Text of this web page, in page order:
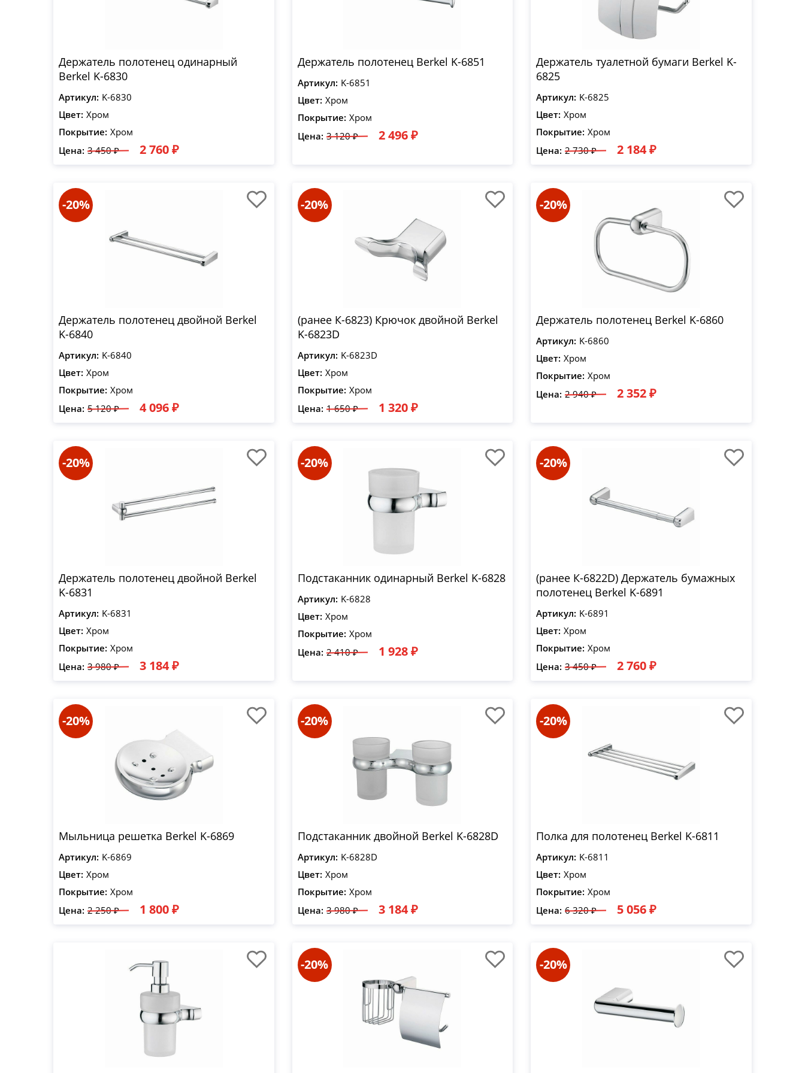
Держатель полотенец одинарный
Berkel K-6830
Артикул: K-6830
Цвет: Хром
Покрытие: Хром
Цена: 3 450 ₽ 2 760 ₽
Держатель полотенец Berkel K-6851
Артикул: K-6851
Цвет: Хром
Покрытие: Хром
Цена: 3 120 ₽ 2 496 ₽
Держатель туалетной бумаги Berkel K-
6825
Артикул: K-6825
Цвет: Хром
Покрытие: Хром
Цена: 2 730 ₽ 2 184 ₽
-20%
Держатель полотенец двойной Berkel
K-6840
Артикул: K-6840
Цвет: Хром
Покрытие: Хром
Цена: 5 120 ₽ 4 096 ₽
-20%
(ранее К-6823) Крючок двойной Berkel
K-6823D
Артикул: K-6823D
Цвет: Хром
Покрытие: Хром
Цена: 1 650 ₽ 1 320 ₽
-20%
Держатель полотенец Berkel K-6860
Артикул: K-6860
Цвет: Хром
Покрытие: Хром
Цена: 2 940 ₽ 2 352 ₽
-20%
Держатель полотенец двойной Berkel
K-6831
Артикул: K-6831
Цвет: Хром
Покрытие: Хром
Цена: 3 980 ₽ 3 184 ₽
-20%
Подстаканник одинарный Berkel K-6828
Артикул: K-6828
Цвет: Хром
Покрытие: Хром
Цена: 2 410 ₽ 1 928 ₽
-20%
(ранее К-6822D) Держатель бумажных
полотенец Berkel K-6891
Артикул: K-6891
Цвет: Хром
Покрытие: Хром
Цена: 3 450 ₽ 2 760 ₽
-20%
Мыльница решетка Berkel K-6869
Артикул: K-6869
Цвет: Хром
Покрытие: Хром
Цена: 2 250 ₽ 1 800 ₽
-20%
Подстаканник двойной Berkel K-6828D
Артикул: K-6828D
Цвет: Хром
Покрытие: Хром
Цена: 3 980 ₽ 3 184 ₽
-20%
Полка для полотенец Berkel K-6811
Артикул: K-6811
Цвет: Хром
Покрытие: Хром
Цена: 6 320 ₽ 5 056 ₽
-20% -20%